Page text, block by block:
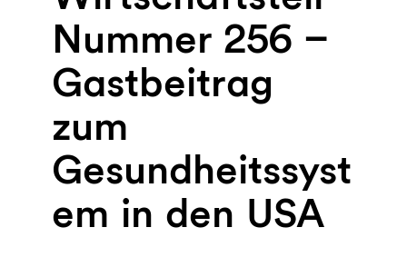
Nummer 256 –
Gastbeitrag
zum
Gesundheitssyst
em in den USA